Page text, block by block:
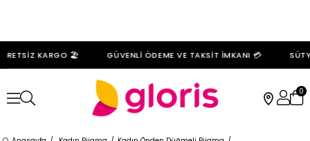
KARGO 🏖️ GÜVENLİ ÖDEME VE TAKSİT İMKANI 💳
0